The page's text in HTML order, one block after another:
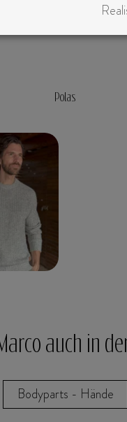
Polas
auch in
Bodyparts - Hände